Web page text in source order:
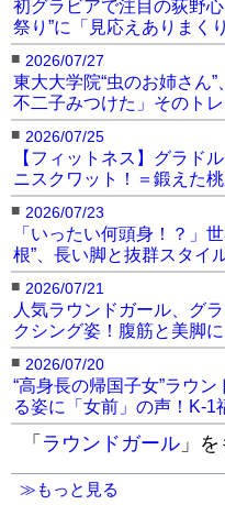
初グラビアで注目の荻野
祭り”に「見応えありまくり
■ 2026/07/27
東大大学院“虫のお姉さん
不二子みつけた」そのト
■ 2026/07/25
【フィットネス】グラド
ニスクワット！＝鍛えた
■ 2026/07/23
「いったい何頭身！？」
根”、長い脚と抜群スタイ
■ 2026/07/21
人気ラウンドガール、グ
クシング姿！腹筋と美脚に
■ 2026/07/20
“高身長の帰国子女”ラウ
る姿に「女前」の声！K-1
「 ラウンドガール 」
≫もっと見る